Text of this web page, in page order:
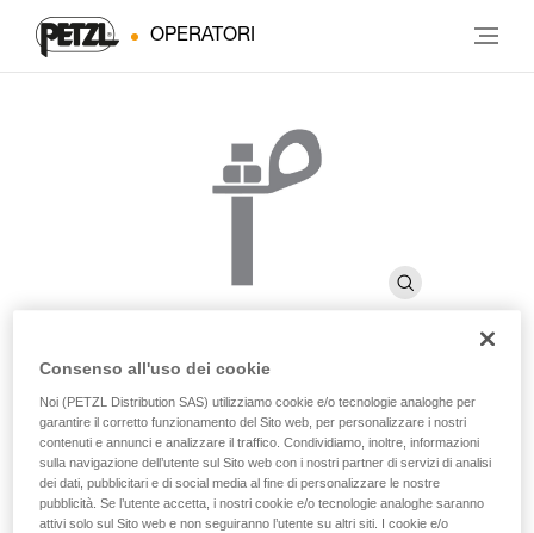
OPERATORI
BOLT STAINLESS
Tassello in acciaio inossidabile di elevata qualità per
l'utilizzo in ambienti esterni tradizionali (confezione da
20)
Consenso all'uso dei cookie
Noi (PETZL Distribution SAS) utilizziamo cookie e/o tecnologie analoghe per
garantire il corretto funzionamento del Sito web, per personalizzare i nostri
contenuti e annunci e analizzare il traffico. Condividiamo, inoltre, informazioni
sulla navigazione dell’utente sul Sito web con i nostri partner di servizi di analisi
dei dati, pubblicitari e di social media al fine di personalizzare le nostre
pubblicità. Se l’utente accetta, i nostri cookie e/o tecnologie analoghe saranno
attivi solo sul Sito web e non seguiranno l’utente su altri siti. I cookie e/o